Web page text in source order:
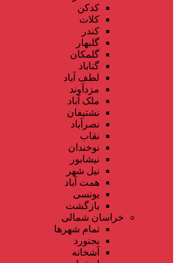
کدکن
کلات
کندر
گلبهار
گلمکان
گناباد
لطف آباد
مزدآوند
ملک آباد
نشتیفان
نصرآباد
نقاب
نوخندان
نیشابور
نیل شهر
همت آباد
یونسی
بازگشت
خراسان شمالی
تمام شهر‌ها
بجنورد
آشخانه